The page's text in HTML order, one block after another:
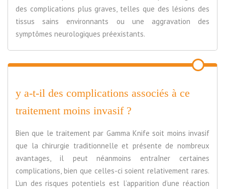
des complications plus graves, telles que des lésions des
tissus sains environnants ou une aggravation des
symptômes neurologiques préexistants.
y a-t-il des complications associés à ce
traitement moins invasif ?
Bien que le traitement par Gamma Knife soit moins invasif
que la chirurgie traditionnelle et présente de nombreux
avantages, il peut néanmoins entraîner certaines
complications, bien que celles-ci soient relativement rares.
L’un des risques potentiels est l’apparition d’une réaction